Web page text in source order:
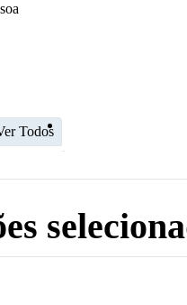
Todos